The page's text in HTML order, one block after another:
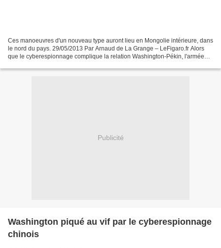
Ces manoeuvres d'un nouveau type auront lieu en Mongolie intérieure, dans
le nord du pays. 29/05/2013 Par Arnaud de La Grange – LeFigaro.fr Alors
que le cyberespionnage complique la relation Washington-Pékin, l'armée
Publicité
Washington piqué au vif par le cyberespionnage
chinois